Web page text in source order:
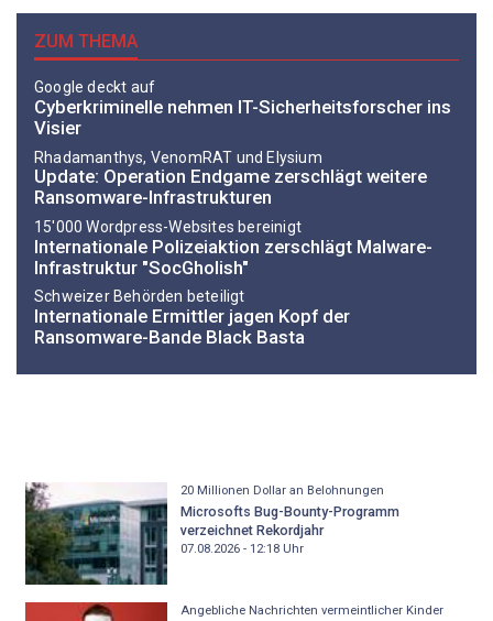
ZUM THEMA
Google deckt auf
Cyberkriminelle nehmen IT-Sicherheitsforscher ins
Visier
Rhadamanthys, VenomRAT und Elysium
Update: Operation Endgame zerschlägt weitere
Ransomware-Infrastrukturen
15'000 Wordpress-Websites bereinigt
Internationale Polizeiaktion zerschlägt Malware-
Infrastruktur "SocGholish"
Schweizer Behörden beteiligt
Internationale Ermittler jagen Kopf der
Ransomware-Bande Black Basta
20 Millionen Dollar an Belohnungen
Microsofts Bug-Bounty-Programm
verzeichnet Rekordjahr
07.08.2026 - 12:18Uhr
Angebliche Nachrichten vermeintlicher Kinder